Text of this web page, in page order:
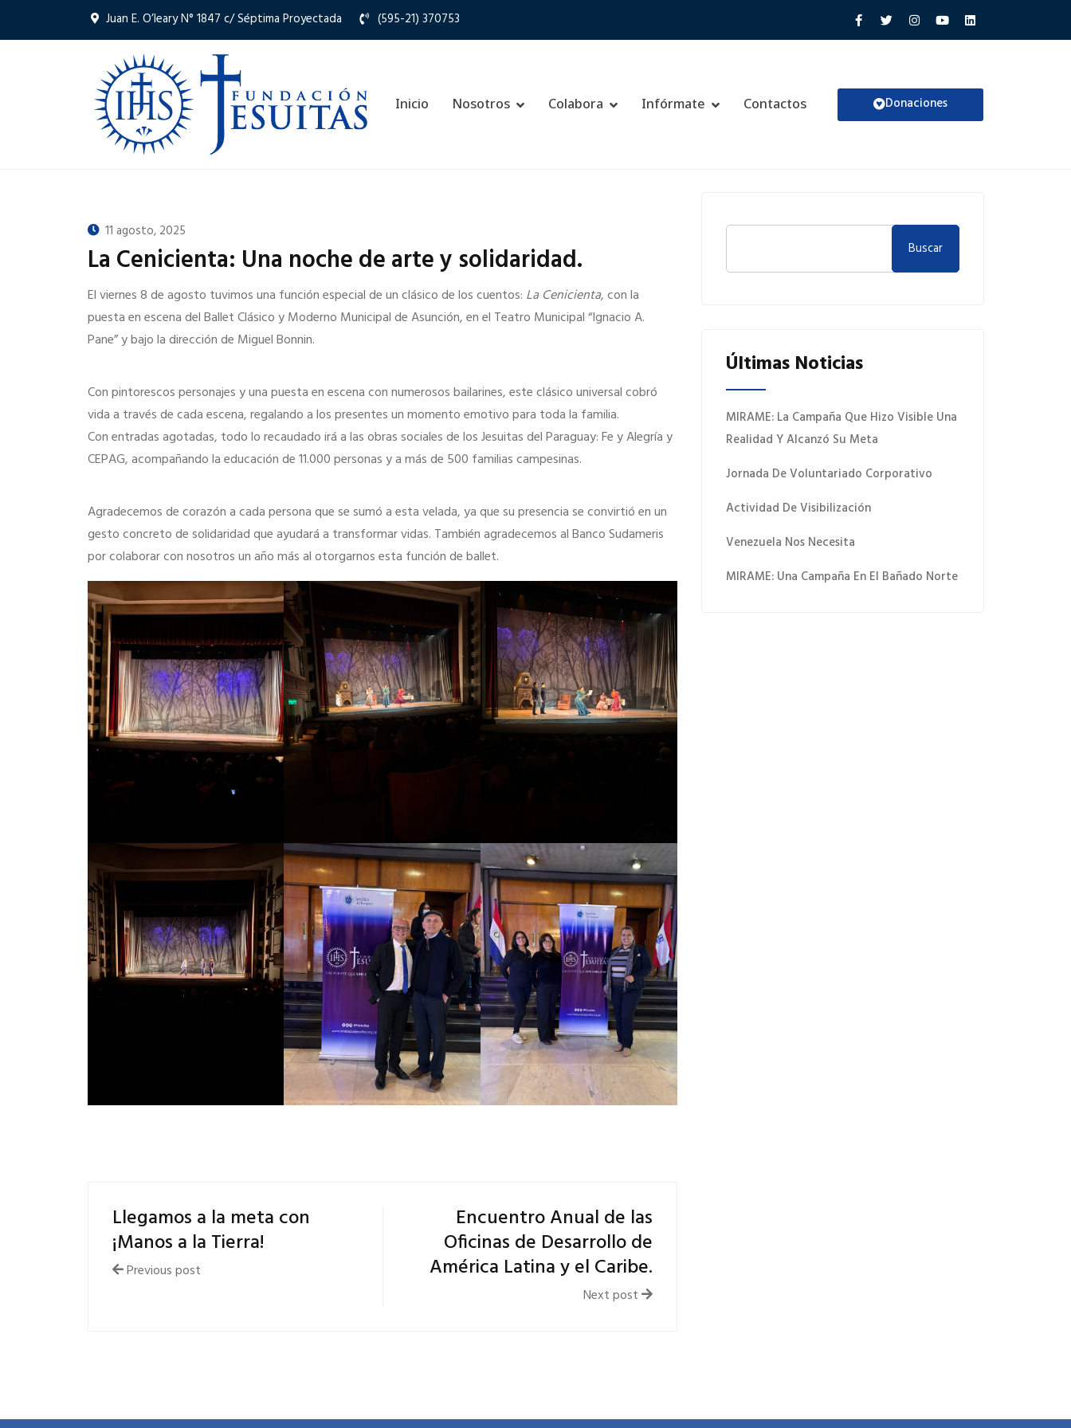
Juan E. O’leary N° 1847 c/ Séptima Proyectada (595-21) 370753
Inicio Nosotros Colabora Infórmate Contactos Donaciones
11 agosto, 2025
La Cenicienta: Una noche de arte y solidaridad.
El viernes 8 de agosto tuvimos una función especial de un clásico de los cuentos: La Cenicienta, con la
puesta en escena del Ballet Clásico y Moderno Municipal de Asunción, en el Teatro Municipal “Ignacio A.
Pane” y bajo la dirección de Miguel Bonnin.
Con pintorescos personajes y una puesta en escena con numerosos bailarines, este clásico universal cobró
vida a través de cada escena, regalando a los presentes un momento emotivo para toda la familia.
Con entradas agotadas, todo lo recaudado irá a las obras sociales de los Jesuitas del Paraguay: Fe y Alegría y
CEPAG, acompañando la educación de 11.000 personas y a más de 500 familias campesinas.
Agradecemos de corazón a cada persona que se sumó a esta velada, ya que su presencia se convirtió en un
gesto concreto de solidaridad que ayudará a transformar vidas. También agradecemos al Banco Sudameris
por colaborar con nosotros un año más al otorgarnos esta función de ballet.
Llegamos a la meta con
¡Manos a la Tierra!
Previous post
Encuentro Anual de las
Oficinas de Desarrollo de
América Latina y el Caribe.
Next post
Buscar
Últimas Noticias
MIRAME: La Campaña Que Hizo Visible Una
Realidad Y Alcanzó Su Meta
Jornada De Voluntariado Corporativo
Actividad De Visibilización
Venezuela Nos Necesita
MIRAME: Una Campaña En El Bañado Norte